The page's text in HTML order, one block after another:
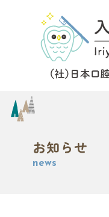
お知らせ
news